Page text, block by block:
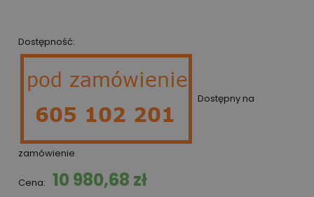
Dostępność:
Dostępny na
zamówienie
Cena: 10 980,68 zł